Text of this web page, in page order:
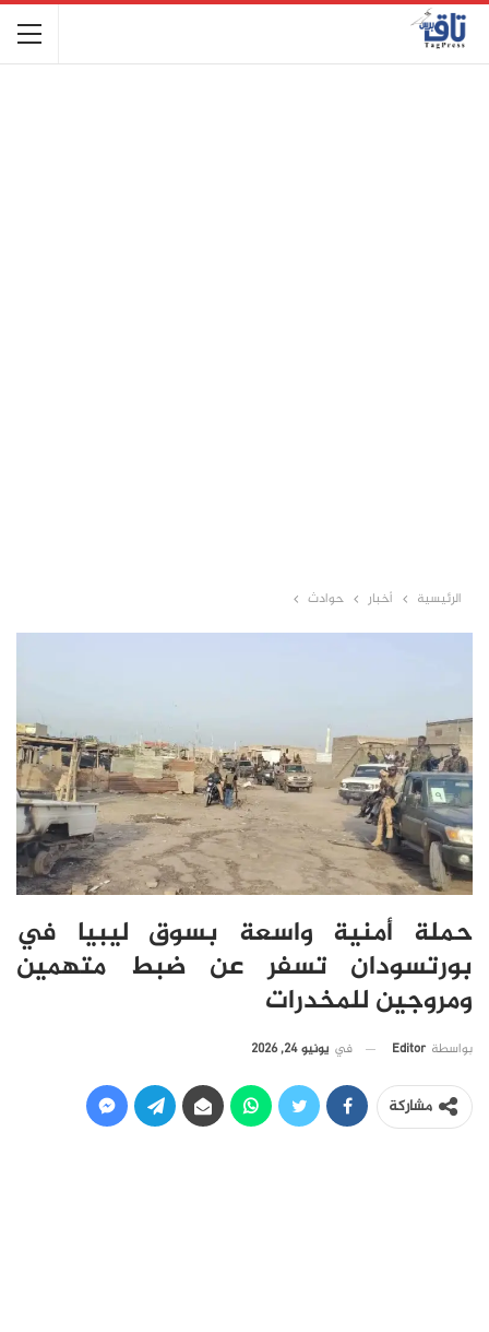
الرئيسية أخبار حوادث
حملة أمنية واسعة بسوق ليبيا في
بورتسودان تسفر عن ضبط متهمين
ومروجين للمخدرات
بواسطة Editor في يونيو 24, 2026
مشاركة